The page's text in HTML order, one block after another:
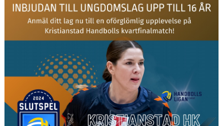
PARTNERSKAP